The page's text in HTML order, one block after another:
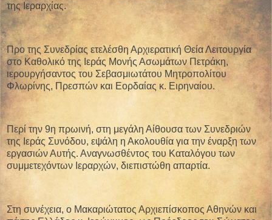
της Ιεραρχίας.
Προ της Συνεδρίας ετελέσθη Αρχιερατική Θεία Λειτουργία
στο Καθολικό της Ιεράς Μονής Ασωμάτων Πετράκη,
ιερουργήσαντος του Σεβασμιωτάτου Μητροπολίτου
Φλωρίνης, Πρεσπών και Εορδαίας κ. Ειρηναίου.
Περί την 9η πρωινή, στη μεγάλη Αίθουσα των Συνεδριών
της Ιεράς Συνόδου, εψάλη η Ακολουθία για την έναρξη των
εργασιών Αυτής. Αναγνωσθέντος του Καταλόγου των
συμμετεχόντων Ιεραρχών, διεπιστώθη απαρτία.
Στη συνέχεια, ο Μακαριώτατος Αρχιεπίσκοπος Αθηνών και